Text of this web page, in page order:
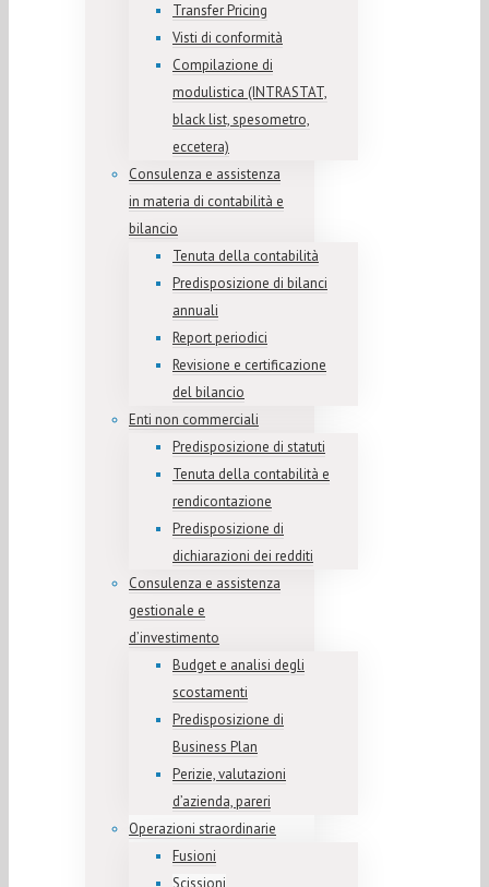
Transfer Pricing
Visti di conformità
Compilazione di
modulistica (INTRASTAT,
black list, spesometro,
eccetera)
Consulenza e assistenza
in materia di contabilità e
bilancio
Tenuta della contabilità
Predisposizione di bilanci
annuali
Report periodici
Revisione e certificazione
del bilancio
Enti non commerciali
Predisposizione di statuti
Tenuta della contabilità e
rendicontazione
Predisposizione di
dichiarazioni dei redditi
Consulenza e assistenza
gestionale e
d’investimento
Budget e analisi degli
scostamenti
Predisposizione di
Business Plan
Perizie, valutazioni
d’azienda, pareri
Operazioni straordinarie
Fusioni
Scissioni